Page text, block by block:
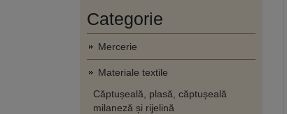
Categorie
Mercerie
Materiale textile
Căptușeală, plasă, căptușeală
milaneză și rijelină